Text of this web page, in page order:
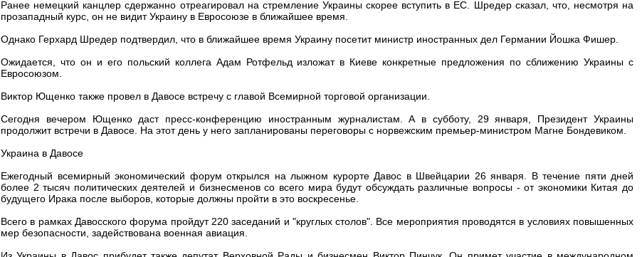
Ранее немецкий канцлер сдержанно отреагировал на стремление Украины скорее вступить в ЕС. Шредер сказал, что, несмотря на
прозападный курс, он не видит Украину в Евросоюзе в ближайшее время.
Однако Герхард Шредер подтвердил, что в ближайшее время Украину посетит министр иностранных дел Германии Йошка Фишер.
Ожидается, что он и его польский коллега Адам Ротфельд изложат в Киеве конкретные предложения по сближению Украины с
Евросоюзом.
Виктор Ющенко также провел в Давосе встречу с главой Всемирной торговой организации.
Сегодня вечером Ющенко даст пресс-конференцию иностранным журналистам. А в субботу, 29 января, Президент Украины
продолжит встречи в Давосе. На этот день у него запланированы переговоры с норвежским премьер-министром Магне Бондевиком.
Украина в Давосе
Ежегодный всемирный экономический форум открылся на лыжном курорте Давос в Швейцарии 26 января. В течение пяти дней
более 2 тысяч политических деятелей и бизнесменов со всего мира будут обсуждать различные вопросы - от экономики Китая до
будущего Ирака после выборов, которые должны пройти в это воскресенье.
Всего в рамках Давосского форума пройдут 220 заседаний и "круглых столов". Все мероприятия проводятся в условиях повышенных
мер безопасности, задействована военная авиация.